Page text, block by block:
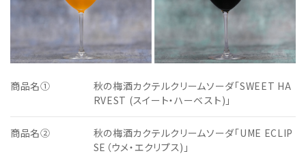
商品名①
秋の梅酒カクテルクリームソーダ「SWEET HA
RVEST (スイート・ハーベスト)」
商品名②
秋の梅酒カクテルクリームソーダ「UME ECLIP
SE（ウメ・エクリプス)」